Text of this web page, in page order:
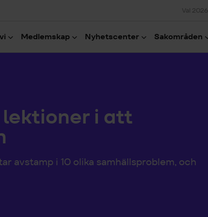
Val 2026
Medlemskap Nyhetscenter Sakområden
lektioner i att
avstamp i 10 olika samhällsproblem, och